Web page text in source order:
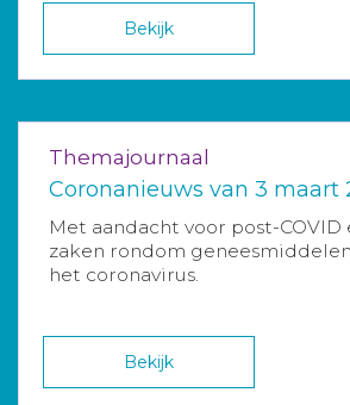
Bekijk
Themajournaal
Coronanieuws van 3 maart
Met aandacht voor post-
zaken rondom
het coronavirus.
Bekijk